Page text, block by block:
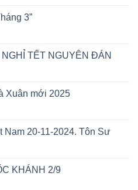
3”
TẾT NGUYÊN ĐÁN
Xuân mới 2025
Nam 20-11-2024. Tôn Sư
KHÁNH 2/9